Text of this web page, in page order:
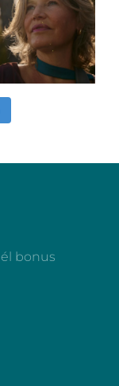
bonus